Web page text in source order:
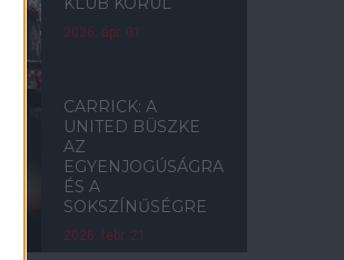
2026. ápr. 01.
CARRICK: A
UNITED BÜSZKE
AZ
EGYENJOGÚSÁGRA
ÉS A
SOKSZÍNŰSÉGRE
2026. febr. 21.